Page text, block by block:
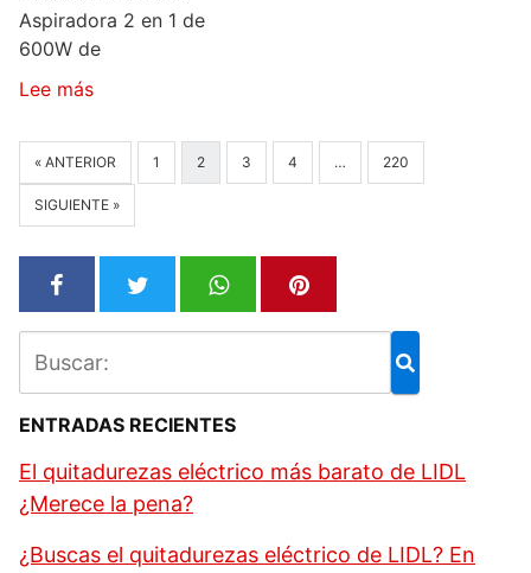
Aspiradora 2 en 1 de
600W de
Lee más
« ANTERIOR 1 2 3 4 … 220
SIGUIENTE »
ENTRADAS RECIENTES
El quitadurezas eléctrico más barato de LIDL
¿Merece la pena?
¿Buscas el quitadurezas eléctrico de LIDL? En